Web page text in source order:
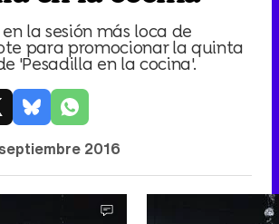
la sesión más loca de
para promocionar la quinta
'Pesadilla en la cocina'.
2016